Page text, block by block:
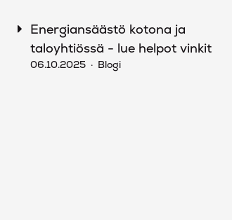
Energiansäästö kotona ja
taloyhtiössä - lue helpot vinkit
06.10.2025 Blogi